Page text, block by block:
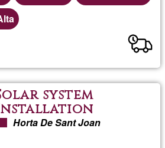
system
Horta De Sant Joan